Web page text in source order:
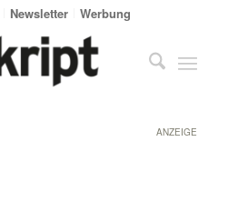
Newsletter Werbung
ANZEIGE